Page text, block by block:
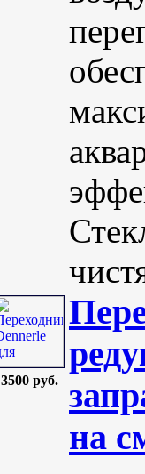
3500 руб.
на